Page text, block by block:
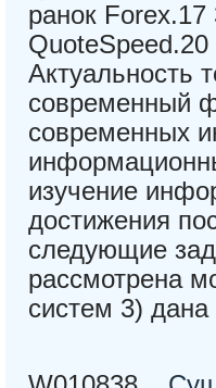
ранок
Актуальность
современный
современных
изучение
достижения
следующие
рассмотрена
систем 3)